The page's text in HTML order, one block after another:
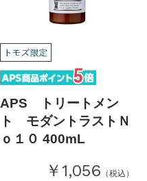
APS トリートメン
ト モダントラストＮ
ｏ１０ 400mL
￥1,056 （税込）